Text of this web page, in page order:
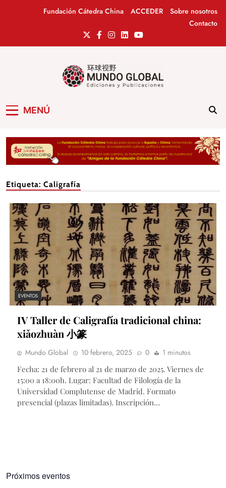
Fundación Cátedra China ACCEDER
Sobre nosotros
Contacto
MENÚ
Etiqueta: Caligrafía
EVENTOS
IV Taller de Caligrafía tradicional china:
xiǎozhuàn 小篆
Mundo Global 10 febrero, 2025 0
1 minutos
Fecha: 21 de febrero al 21 de marzo de 2025. Viernes de
15:00 a 18:00h. Lugar: Facultad de Filología de la
Universidad Complutense de Madrid. Formato
presencial (plazas limitadas). Inscripción…
Próximos eventos